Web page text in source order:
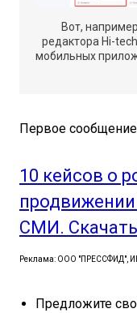
Вот,
редактора Hi-
мобильных
Первое сообщение
10 кейсов о
СМИ.
Реклама: ООО "ПРЕССФИД",
Предложите